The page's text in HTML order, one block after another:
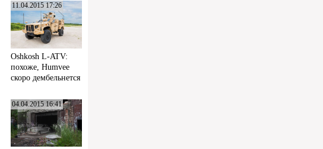
11.04.2015 17:26
Oshkosh L-ATV:
похоже, Humvee
скоро дембельнется
04.04.2015 16:41